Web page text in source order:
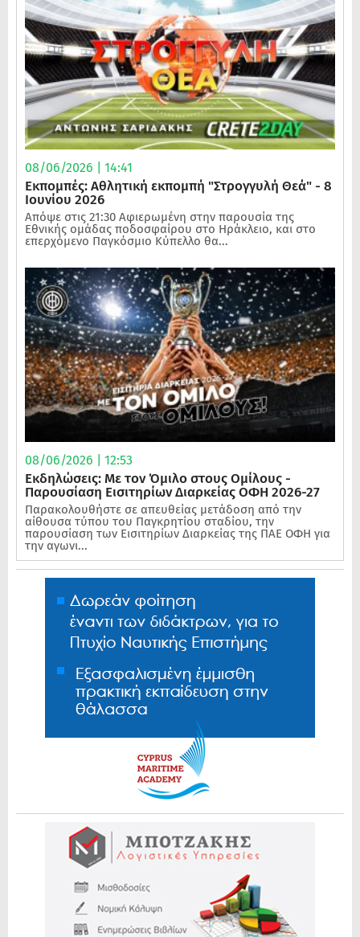
08/06/2026 | 14:41
Εκπομπές: Αθλητική εκπομπή "Στρογγυλή Θεά" - 8
Ιουνίου 2026
Απόψε στις 21:30 Αφιερωμένη στην παρουσία της
Εθνικής ομάδας ποδοσφαίρου στο Ηράκλειο, και στο
επερχόμενο Παγκόσμιο Κύπελλο θα...
08/06/2026 | 12:53
Εκδηλώσεις: Με τον Όμιλο στους Ομίλους -
Παρουσίαση Εισιτηρίων Διαρκείας ΟΦΗ 2026-27
Παρακολουθήστε σε απευθείας μετάδοση από την
αίθουσα τύπου του Παγκρητίου σταδίου, την
παρουσίαση των Εισιτηρίων Διαρκείας της ΠΑΕ ΟΦΗ για
την αγωνι...